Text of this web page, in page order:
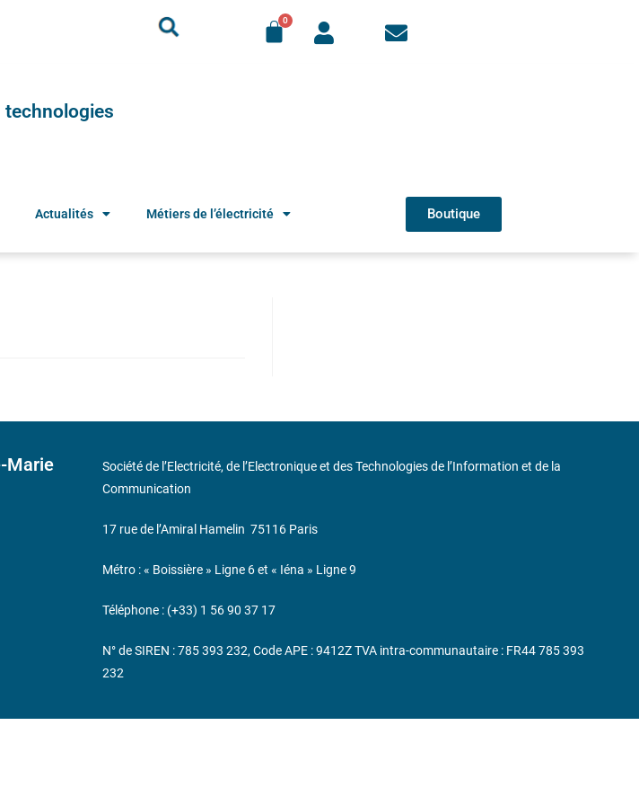
technologies
Actualités Métiers de l’électricité Boutique
Marie
Société de l’Electricité, de l’Electronique et des Technologies de l’Information et de la
Communication
17 rue de l’Amiral Hamelin 75116 Paris
Métro : « Boissière » Ligne 6 et « Iéna » Ligne 9
Téléphone : (+33) 1 56 90 37 17
N° de SIREN : 785 393 232, Code APE : 9412Z TVA intra-communautaire : FR44 785 393
232